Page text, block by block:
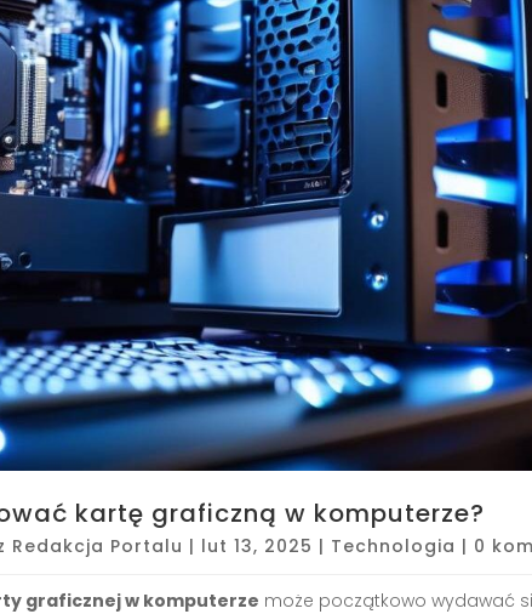
kartę graficzną w komputerze?
Redakcja Portalu | lut 13, 2025 | Technologia | 0
graficznej w komputerze może początkowo wydawać